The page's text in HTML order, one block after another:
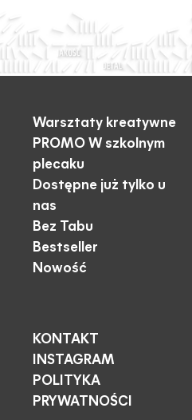
Warsztaty kreatywne
PROMO W szkolnym
plecaku
Dostępne już tylko u
nas
Bez Tabu
Bestseller
Nowość
KONTAKT
INSTAGRAM
POLITYKA
PRYWATNOŚCI